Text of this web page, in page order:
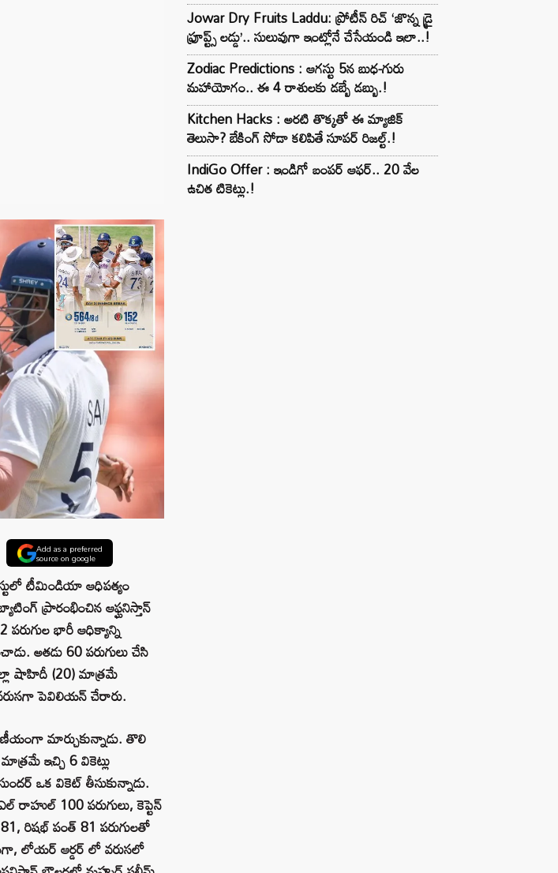
Add as a preferred
source on google
టీమిండియా ఆధిపత్యం
ప్రారంభించిన ఆఫ్ఘనిస్తాన్
పరుగుల భారీ ఆధిక్యాన్ని
అతడు 60 పరుగులు చేసి
షాహిదీ (20) మాత్రమే
పెవిలియన్ చేరారు.
మార్చుకున్నాడు. తొలి
ఇచ్చి 6 వికెట్లు
ఒక వికెట్ తీసుకున్నాడు.
రాహుల్ 100 పరుగులు, కెప్టెన్
రిషభ్ పంత్ 81 పరుగులతో
లోయర్ ఆర్డర్ లో వరుసలో
Jowar Dry Fruits Laddu: ప్రోటీన్ రిచ్ ‘జొన్న డ్రై
ఫ్రూప్ట్స్ లడ్డు’.. సులువుగా ఇంట్లోనే చేసేయండి ఇలా..!
Zodiac Predictions : ఆగస్టు 5న బుధ-గురు
మహాయోగం.. ఈ 4 రాశులకు డబ్బే డబ్బు.!
Kitchen Hacks : అరటి తొక్కతో ఈ మ్యాజిక్
తెలుసా? బేకింగ్ సోడా కలిపితే సూపర్ రిజల్ట్.!
IndiGo Offer : ఇండిగో బంపర్ ఆఫర్.. 20 వేల
ఉచిత టికెట్లు.!